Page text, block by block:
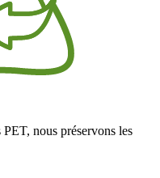
nous préservons les